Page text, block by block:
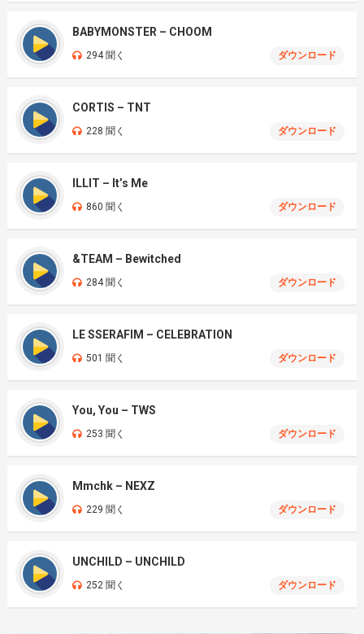
BABYMONSTER – CHOOM
294 聞く ダウンロード
CORTIS – TNT
228 聞く ダウンロード
ILLIT – It’s Me
860 聞く ダウンロード
&TEAM – Bewitched
284 聞く ダウンロード
LE SSERAFIM – CELEBRATION
501 聞く ダウンロード
You, You – TWS
253 聞く ダウンロード
Mmchk – NEXZ
229 聞く ダウンロード
UNCHILD – UNCHILD
252 聞く ダウンロード